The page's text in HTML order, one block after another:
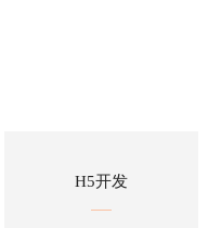
H5开发